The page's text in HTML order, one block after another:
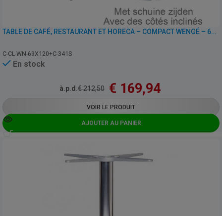
TABLE DE CAFÉ, RESTAURANT ET HORECA – COMPACT WENGÉ – 69×120 CM AVEC PIED
C-CL-WN-69X120+C-341S
En stock
à.p.d.€212,50 € 169,94
VOIR LE PRODUIT
AJOUTER AU PANIER